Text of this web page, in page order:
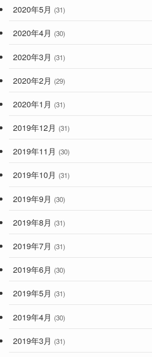
2020年5月 (31)
2020年4月 (30)
2020年3月 (31)
2020年2月 (29)
2020年1月 (31)
2019年12月 (31)
2019年11月 (30)
2019年10月 (31)
2019年9月 (30)
2019年8月 (31)
2019年7月 (31)
2019年6月 (30)
2019年5月 (31)
2019年4月 (30)
2019年3月 (31)